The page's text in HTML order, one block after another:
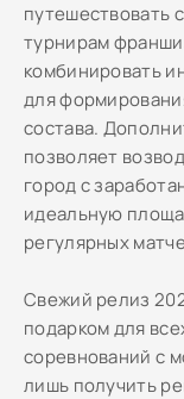
путешествовать
турнирам
комбинировать
для
состава.
позволяет
город с
идеальную
регулярных
Свежий релиз
подарком для
соревнований с
лишь получить